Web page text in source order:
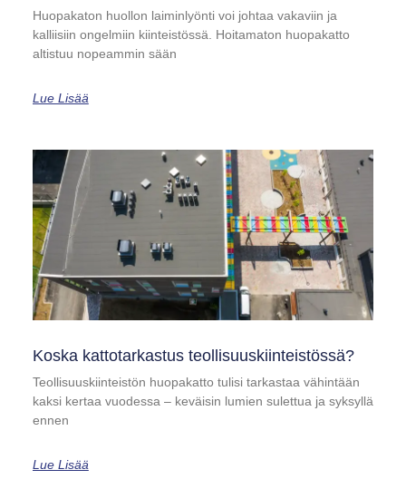
Huopakaton huollon laiminlyönti voi johtaa vakaviin ja
kalliisiin ongelmiin kiinteistössä. Hoitamaton huopakatto
altistuu nopeammin sään
Lue Lisää
Koska kattotarkastus teollisuuskiinteistössä?
Teollisuuskiinteistön huopakatto tulisi tarkastaa vähintään
kaksi kertaa vuodessa – keväisin lumien sulettua ja syksyllä
ennen
Lue Lisää